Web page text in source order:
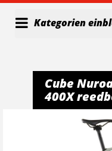
Kategorien
Cube
400X